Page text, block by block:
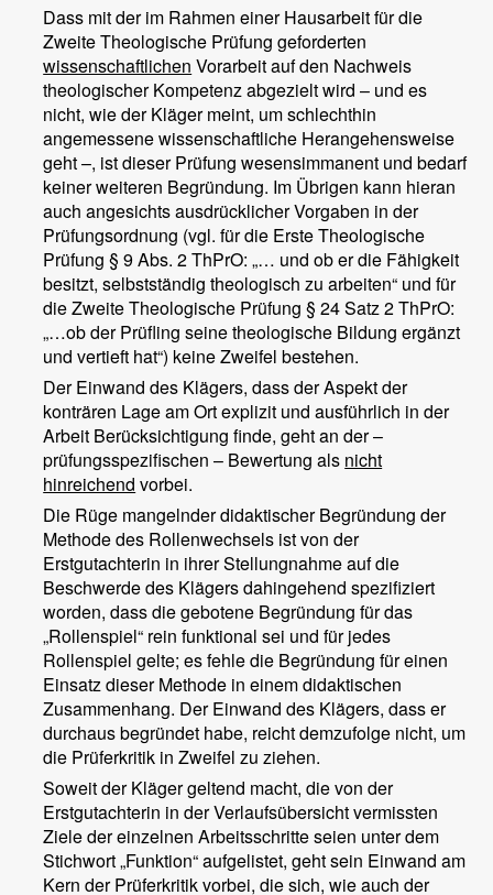
Dass mit der im Rahmen einer Hausarbeit für die
Zweite Theologische Prüfung geforderten
wissenschaftlichen Vorarbeit auf den Nachweis
theologischer Kompetenz abgezielt wird – und es
nicht, wie der Kläger meint, um schlechthin
angemessene wissenschaftliche Herangehensweise
geht –, ist dieser Prüfung wesensimmanent und bedarf
keiner weiteren Begründung. Im Übrigen kann hieran
auch angesichts ausdrücklicher Vorgaben in der
Prüfungsordnung (vgl. für die Erste Theologische
Prüfung § 9 Abs. 2 ThPrO: „… und ob er die Fähigkeit
besitzt, selbstständig theologisch zu arbeiten“ und für
die Zweite Theologische Prüfung § 24 Satz 2 ThPrO:
„…ob der Prüfling seine theologische Bildung ergänzt
und vertieft hat“) keine Zweifel bestehen.
Der Einwand des Klägers, dass der Aspekt der
konträren Lage am Ort explizit und ausführlich in der
Arbeit Berücksichtigung finde, geht an der –
prüfungsspezifischen – Bewertung als nicht
hinreichend vorbei.
Die Rüge mangelnder didaktischer Begründung der
Methode des Rollenwechsels ist von der
Erstgutachterin in ihrer Stellungnahme auf die
Beschwerde des Klägers dahingehend spezifiziert
worden, dass die gebotene Begründung für das
„Rollenspiel“ rein funktional sei und für jedes
Rollenspiel gelte; es fehle die Begründung für einen
Einsatz dieser Methode in einem didaktischen
Zusammenhang. Der Einwand des Klägers, dass er
durchaus begründet habe, reicht demzufolge nicht, um
die Prüferkritik in Zweifel zu ziehen.
Soweit der Kläger geltend macht, die von der
Erstgutachterin in der Verlaufsübersicht vermissten
Ziele der einzelnen Arbeitsschritte seien unter dem
Stichwort „Funktion“ aufgelistet, geht sein Einwand am
Kern der Prüferkritik vorbei, die sich, wie auch der